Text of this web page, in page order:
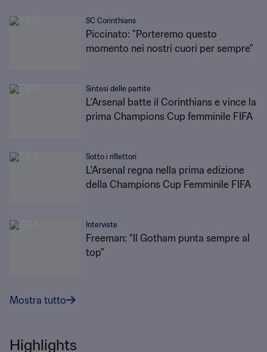
SC Corinthians
Piccinato: "Porteremo questo
momento nei nostri cuori per sempre"
Sintesi delle partite
L'Arsenal batte il Corinthians e vince la
prima Champions Cup femminile FIFA
Sotto i riflettori
L'Arsenal regna nella prima edizione
della Champions Cup Femminile FIFA
Interviste
Freeman: "Il Gotham punta sempre al
top"
Mostra tutto
Highlights